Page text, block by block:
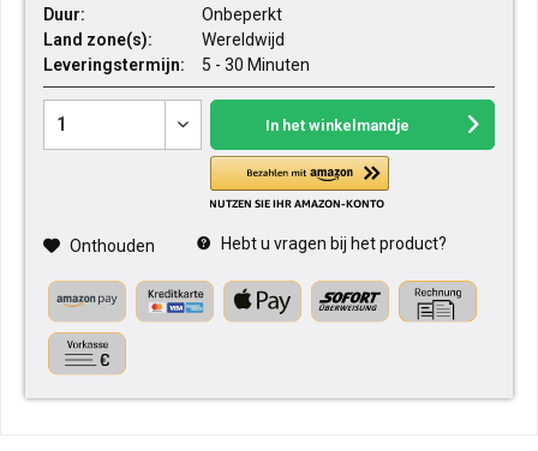
Duur:
Onbeperkt
Land zone(s):
Wereldwijd
Leveringstermijn:
5 - 30 Minuten
In het winkelmandje
Onthouden Hebt u vragen bij het product?